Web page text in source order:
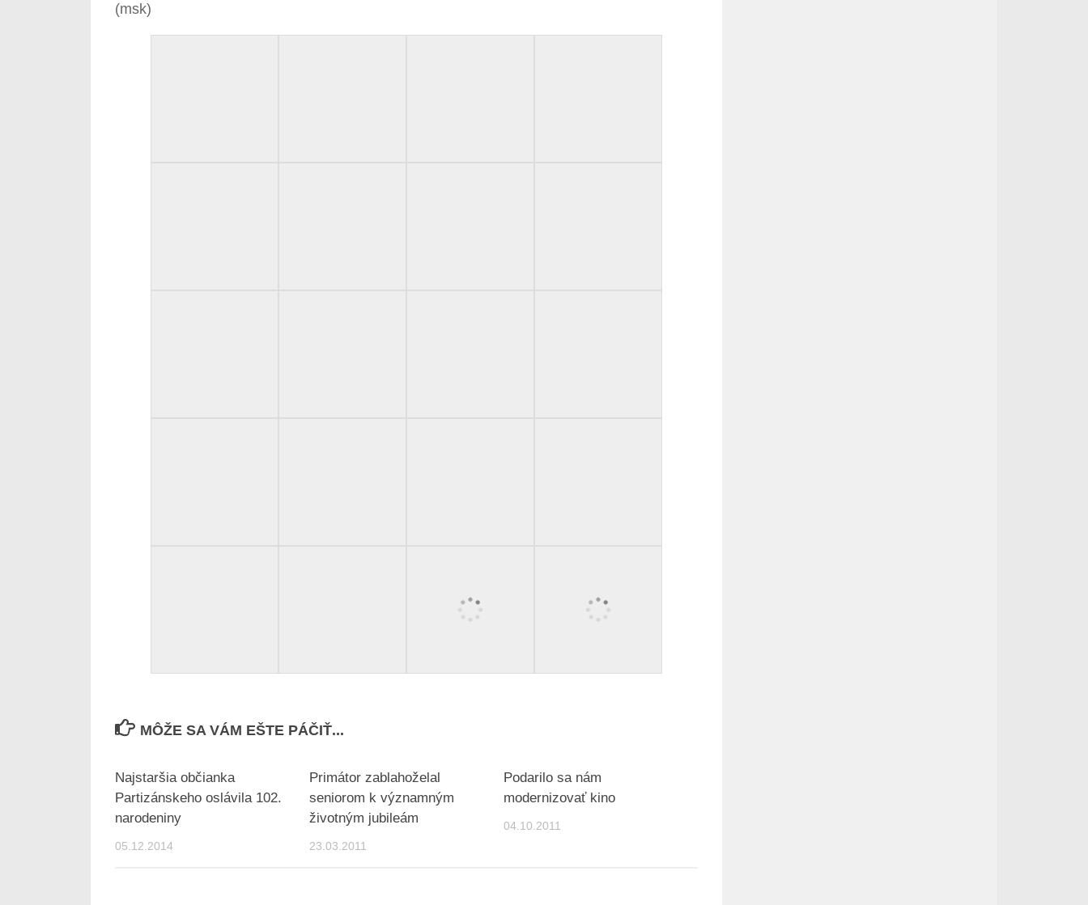
(msk)
MÔŽE SA VÁM EŠTE PÁČIŤ...
Najstaršia občianka
Partizánskeho oslávila 102.
narodeniny
05.12.2014
Primátor zablahoželal
seniorom k významným
životným jubileám
23.03.2011
Podarilo sa nám
modernizovať kino
04.10.2011